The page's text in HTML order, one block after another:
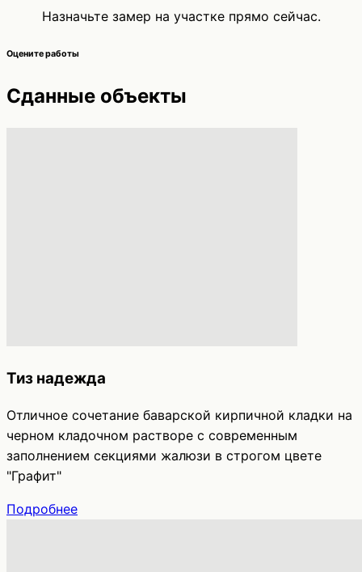
Назначьте замер на участке прямо сейчас.
Оцените работы
Сданные объекты
Тиз надежда
Отличное сочетание баварской кирпичной кладки на
черном кладочном растворе с современным
заполнением секциями жалюзи в строгом цвете
"Графит"
Подробнее